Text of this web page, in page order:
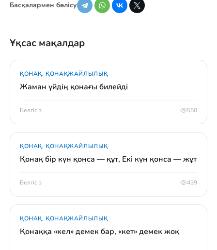
Басқалармен бөлісу
Ұқсас мақалдар
ҚОНАҚ, ҚОНАҚЖАЙЛЫЛЫҚ
Жаман үйдің қонағы билейді
Белгісіз 550
ҚОНАҚ, ҚОНАҚЖАЙЛЫЛЫҚ
Қонақ бір күн қонса — құт, Екі күн қонса — жұт
Белгісіз 439
ҚОНАҚ, ҚОНАҚЖАЙЛЫЛЫҚ
Қонаққа «кел» демек бар, «кет» демек жоқ